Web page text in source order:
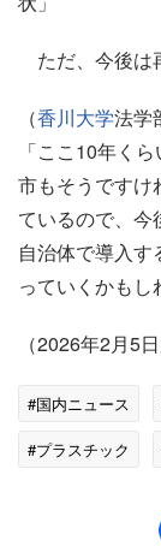
ただ、今後は
（香川大学法学
「ここ10年く
市もそうですけ
ているので、
自治体で導入
っていくかもし
（2026年2月5
#国内ニュース
#プラスチック